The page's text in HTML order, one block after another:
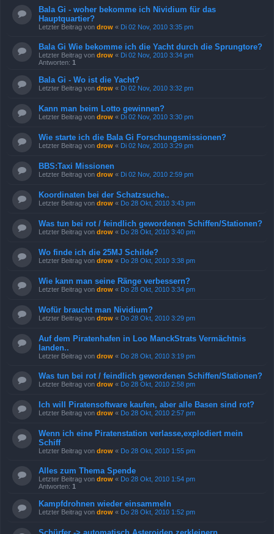
Bala Gi - woher bekomme ich Nividium für das
Hauptquartier?
Letzter Beitrag von drow « Di 02 Nov, 2010 3:35 pm
Bala Gi Wie bekomme ich die Yacht durch die Sprungtore?
Letzter Beitrag von drow « Di 02 Nov, 2010 3:34 pm
Antworten: 1
Bala Gi - Wo ist die Yacht?
Letzter Beitrag von drow « Di 02 Nov, 2010 3:32 pm
Kann man beim Lotto gewinnen?
Letzter Beitrag von drow « Di 02 Nov, 2010 3:30 pm
Wie starte ich die Bala Gi Forschungsmissionen?
Letzter Beitrag von drow « Di 02 Nov, 2010 3:29 pm
BBS:Taxi Missionen
Letzter Beitrag von drow « Di 02 Nov, 2010 2:59 pm
Koordinaten bei der Schatzsuche..
Letzter Beitrag von drow « Do 28 Okt, 2010 3:43 pm
Was tun bei rot / feindlich gewordenen Schiffen/Stationen?
Letzter Beitrag von drow « Do 28 Okt, 2010 3:40 pm
Wo finde ich die 25MJ Schilde?
Letzter Beitrag von drow « Do 28 Okt, 2010 3:38 pm
Wie kann man seine Ränge verbessern?
Letzter Beitrag von drow « Do 28 Okt, 2010 3:34 pm
Wofür braucht man Nividium?
Letzter Beitrag von drow « Do 28 Okt, 2010 3:29 pm
Auf dem Piratenhafen in Loo ManckStrats Vermächtnis
landen..
Letzter Beitrag von drow « Do 28 Okt, 2010 3:19 pm
Was tun bei rot / feindlich gewordenen Schiffen/Stationen?
Letzter Beitrag von drow « Do 28 Okt, 2010 2:58 pm
Ich will Piratensoftware kaufen, aber alle Basen sind rot?
Letzter Beitrag von drow « Do 28 Okt, 2010 2:57 pm
Wenn ich eine Piratenstation verlasse,explodiert mein
Schiff
Letzter Beitrag von drow « Do 28 Okt, 2010 1:55 pm
Alles zum Thema Spende
Letzter Beitrag von drow « Do 28 Okt, 2010 1:54 pm
Antworten: 1
Kampfdrohnen wieder einsammeln
Letzter Beitrag von drow « Do 28 Okt, 2010 1:52 pm